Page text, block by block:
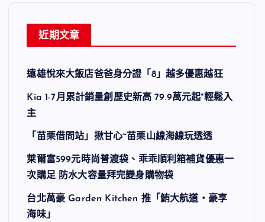
近期文章
遠雄悅來大飯店爸爸身分證「8」越多優惠越狂
Kia 1-7月累計銷量創歷史新高 79.9萬元起*輕鬆入
主
「苗栗借問站」揪甘心~苗栗山線海線玩透透
萊爾富599元時尚普渡袋、乖乖順利箱補貨優惠一
次購足 防水大容量拜完變身購物袋
台北萬豪 Garden Kitchen 推「鮪大航道・豪享
海味」